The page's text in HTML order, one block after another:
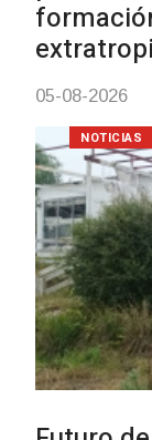
con
03-08-2026